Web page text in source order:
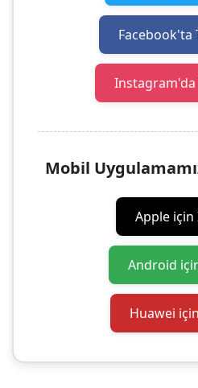
Facebook'ta
Instagram'da
Mobil
Apple
Android
Huawei